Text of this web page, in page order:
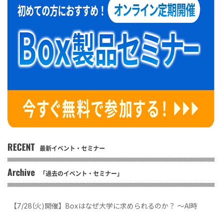
RECENT 最新イベント・セミナー
Archive 「過去のイベント・セミナー」
【7/28(火)開催】Boxはなぜ大学に求められるのか？ 〜AI時